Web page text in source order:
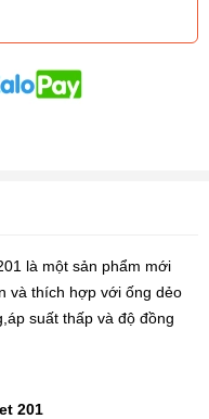
là một sản phẩm mới
và thích hợp với ống dẻo
suất thấp và độ đồng
201